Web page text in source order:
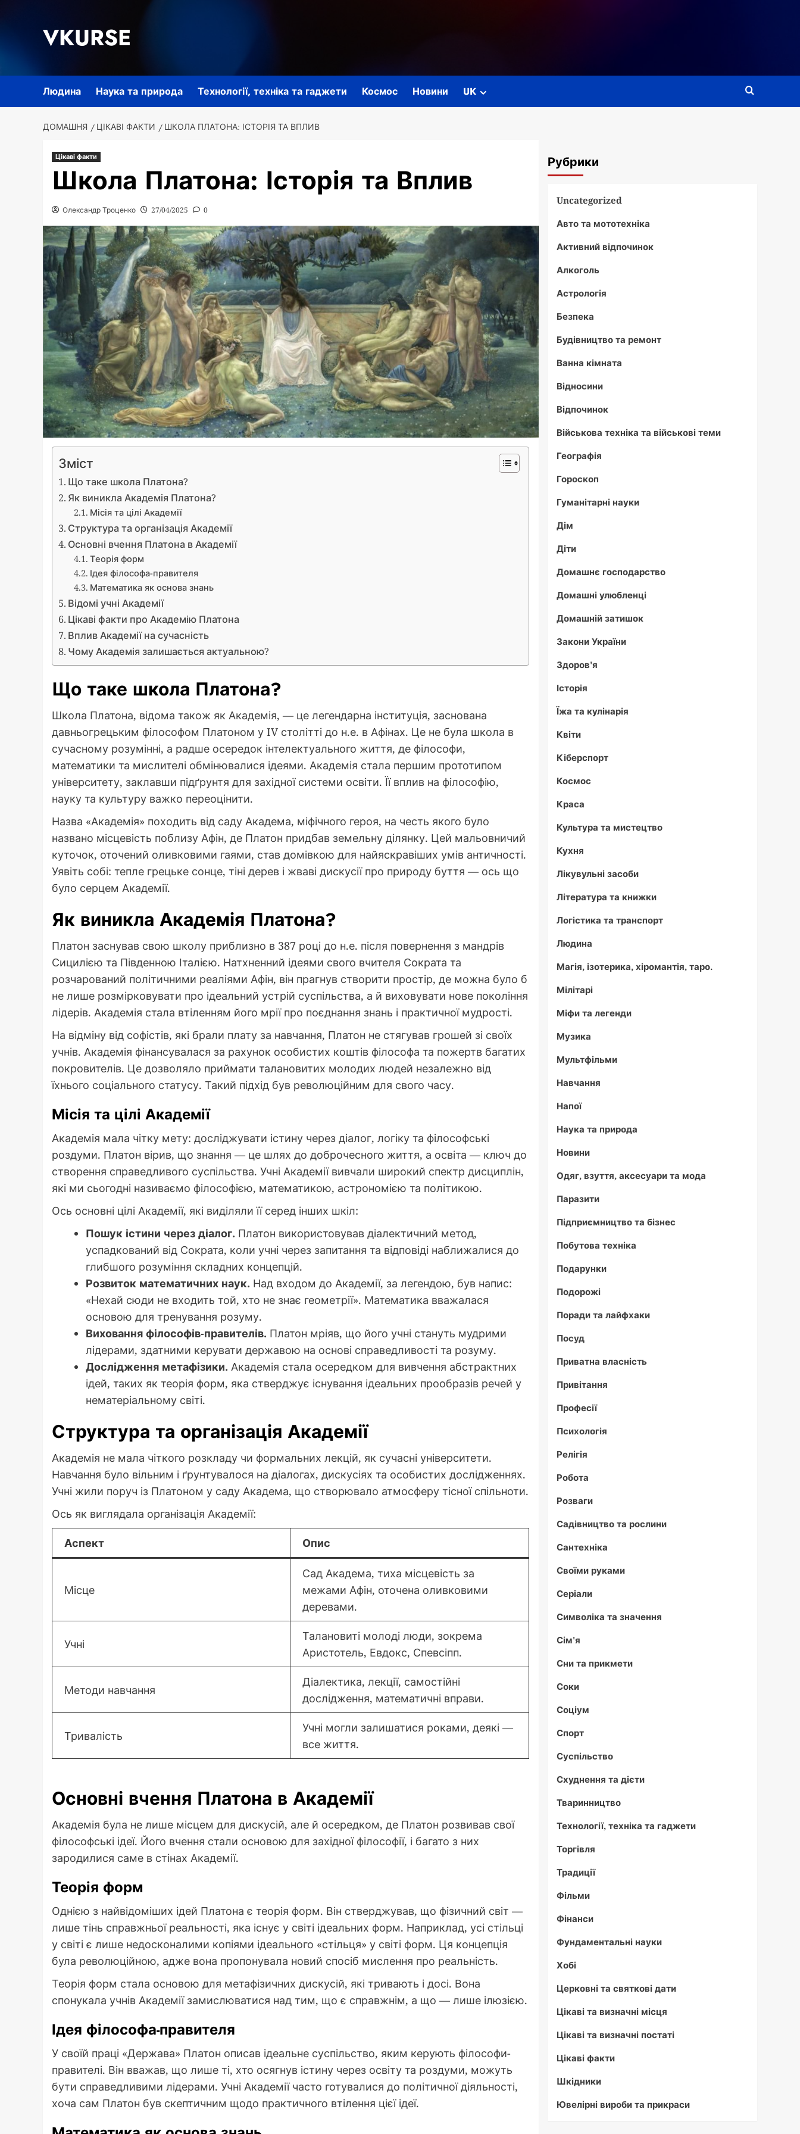
VKURSE
Людина Наука та природа Технології, техніка та гаджети Космос Новини UK
ДОМАШНЯ ЦІКАВІ ФАКТИ ШКОЛА ПЛАТОНА: ІСТОРІЯ ТА ВПЛИВ
Цікаві факти
Школа Платона: Історія та Вплив
Олександр Троценко 27/04/2025 0
Зміст
Що таке школа Платона?
Як виникла Академія Платона?
Місія та цілі Академії
Структура та організація Академії
Основні вчення Платона в Академії
Теорія форм
Ідея філософа-правителя
Математика як основа знань
Відомі учні Академії
Цікаві факти про Академію Платона
Вплив Академії на сучасність
Чому Академія залишається актуальною?
Що таке школа Платона?
Школа Платона, відома також як Академія, — це легендарна інституція, заснована
давньогрецьким філософом Платоном у IV столітті до н.е. в Афінах. Це не була школа в
сучасному розумінні, а радше осередок інтелектуального життя, де філософи,
математики та мислителі обмінювалися ідеями. Академія стала першим прототипом
університету, заклавши підґрунтя для західної системи освіти. Її вплив на філософію,
науку та культуру важко переоцінити.
Назва «Академія» походить від саду Академа, міфічного героя, на честь якого було
названо місцевість поблизу Афін, де Платон придбав земельну ділянку. Цей мальовничий
куточок, оточений оливковими гаями, став домівкою для найяскравіших умів античності.
Уявіть собі: тепле грецьке сонце, тіні дерев і жваві дискусії про природу буття — ось що
було серцем Академії.
Як виникла Академія Платона?
Платон заснував свою школу приблизно в 387 році до н.е. після повернення з мандрів
Сицилією та Південною Італією. Натхненний ідеями свого вчителя Сократа та
розчарований політичними реаліями Афін, він прагнув створити простір, де можна було б
не лише розмірковувати про ідеальний устрій суспільства, а й виховувати нове покоління
лідерів. Академія стала втіленням його мрії про поєднання знань і практичної мудрості.
На відміну від софістів, які брали плату за навчання, Платон не стягував грошей зі своїх
учнів. Академія фінансувалася за рахунок особистих коштів філософа та пожертв багатих
покровителів. Це дозволяло приймати талановитих молодих людей незалежно від
їхнього соціального статусу. Такий підхід був революційним для свого часу.
Місія та цілі Академії
Академія мала чітку мету: досліджувати істину через діалог, логіку та філософські
роздуми. Платон вірив, що знання — це шлях до доброчесного життя, а освіта — ключ до
створення справедливого суспільства. Учні Академії вивчали широкий спектр дисциплін,
які ми сьогодні називаємо філософією, математикою, астрономією та політикою.
Ось основні цілі Академії, які виділяли її серед інших шкіл:
Пошук істини через діалог. Платон використовував діалектичний метод,
успадкований від Сократа, коли учні через запитання та відповіді наближалися до
глибшого розуміння складних концепцій.
Розвиток математичних наук. Над входом до Академії, за легендою, був напис:
«Нехай сюди не входить той, хто не знає геометрії». Математика вважалася
основою для тренування розуму.
Виховання філософів-правителів. Платон мріяв, що його учні стануть мудрими
лідерами, здатними керувати державою на основі справедливості та розуму.
Дослідження метафізики. Академія стала осередком для вивчення абстрактних
ідей, таких як теорія форм, яка стверджує існування ідеальних прообразів речей у
нематеріальному світі.
Структура та організація Академії
Академія не мала чіткого розкладу чи формальних лекцій, як сучасні університети.
Навчання було вільним і ґрунтувалося на діалогах, дискусіях та особистих дослідженнях.
Учні жили поруч із Платоном у саду Академа, що створювало атмосферу тісної спільноти.
Ось як виглядала організація Академії:
Аспект Опис
Місце
Сад Академа, тиха місцевість за
межами Афін, оточена оливковими
деревами.
Учні
Талановиті молоді люди, зокрема
Аристотель, Евдокс, Спевсіпп.
Методи навчання
Діалектика, лекції, самостійні
дослідження, математичні вправи.
Тривалість
Учні могли залишатися роками, деякі —
все життя.
Основні вчення Платона в Академії
Академія була не лише місцем для дискусій, але й осередком, де Платон розвивав свої
філософські ідеї. Його вчення стали основою для західної філософії, і багато з них
зародилися саме в стінах Академії.
Теорія форм
Однією з найвідоміших ідей Платона є теорія форм. Він стверджував, що фізичний світ —
лише тінь справжньої реальності, яка існує у світі ідеальних форм. Наприклад, усі стільці
у світі є лише недосконалими копіями ідеального «стільця» у світі форм. Ця концепція
була революційною, адже вона пропонувала новий спосіб мислення про реальність.
Теорія форм стала основою для метафізичних дискусій, які тривають і досі. Вона
спонукала учнів Академії замислюватися над тим, що є справжнім, а що — лише ілюзією.
Ідея філософа-правителя
У своїй праці «Держава» Платон описав ідеальне суспільство, яким керують філософи-
правителі. Він вважав, що лише ті, хто осягнув істину через освіту та роздуми, можуть
бути справедливими лідерами. Учні Академії часто готувалися до політичної діяльності,
хоча сам Платон був скептичним щодо практичного втілення цієї ідеї.
Рубрики
Uncategorized
Авто та мототехніка
Активний відпочинок
Алкоголь
Астрологія
Безпека
Будівництво та ремонт
Ванна кімната
Відносини
Відпочинок
Військова техніка та військові теми
Географія
Гороскоп
Гуманітарні науки
Дім
Діти
Домашнє господарство
Домашні улюбленці
Домашній затишок
Закони України
Здоров'я
Історія
Їжа та кулінарія
Квіти
Кіберспорт
Космос
Краса
Культура та мистецтво
Кухня
Лікувульні засоби
Література та книжки
Логістика та транспорт
Людина
Магія, ізотерика, хіромантія, таро.
Мілітарі
Міфи та легенди
Музика
Мультфільми
Навчання
Напої
Наука та природа
Новини
Одяг, взуття, аксесуари та мода
Паразити
Підприємництво та бізнес
Побутова техніка
Подарунки
Подорожі
Поради та лайфхаки
Посуд
Приватна власність
Привітання
Професії
Психологія
Релігія
Робота
Розваги
Садівництво та рослини
Сантехніка
Своїми руками
Серіали
Символіка та значення
Сім'я
Сни та прикмети
Соки
Соціум
Спорт
Суспільство
Схуднення та дієти
Тваринництво
Технології, техніка та гаджети
Торгівля
Традиції
Фільми
Фінанси
Фундаментальні науки
Хобі
Церковні та святкові дати
Цікаві та визначні місця
Цікаві та визначні постаті
Цікаві факти
Шкідники
Ювелірні вироби та прикраси